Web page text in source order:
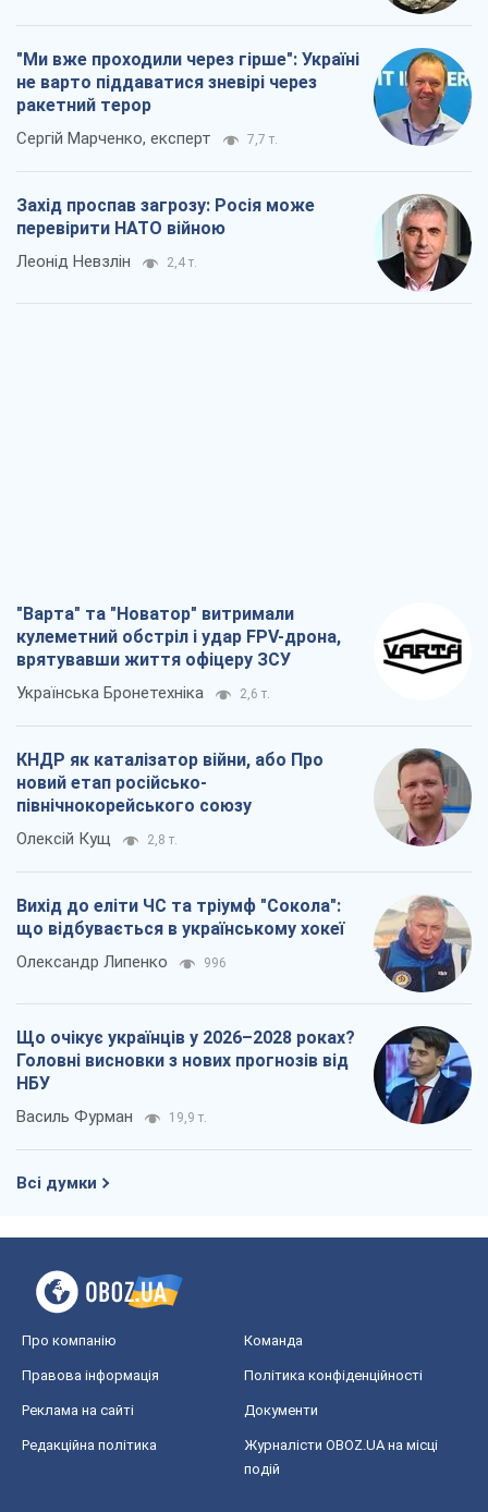
"Ми вже проходили через гірше": Україні
не варто піддаватися зневірі через
ракетний терор
Сергій Марченко, експерт 7,7 т.
Захід проспав загрозу: Росія може
перевірити НАТО війною
Леонід Невзлін 2,4 т.
"Варта" та "Новатор" витримали
кулеметний обстріл і удар FPV-дрона,
врятувавши життя офіцеру ЗСУ
Українська Бронетехніка 2,6 т.
КНДР як каталізатор війни, або Про
новий етап російсько-
північнокорейського союзу
Олексій Кущ 2,8 т.
Вихід до еліти ЧС та тріумф "Сокола":
що відбувається в українському хокеї
Олександр Липенко 996
Що очікує українців у 2026–2028 роках?
Головні висновки з нових прогнозів від
НБУ
Василь Фурман 19,9 т.
Всі думки
Про компанію Команда
Правова інформація Політика конфіденційності
Реклама на сайті Документи
Редакційна політика
Журналісти OBOZ.UA на місці
подій